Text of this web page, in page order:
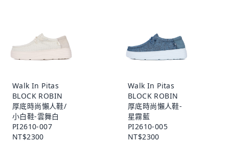
Walk In Pitas
BLOCK ROBIN
厚底時尚懶人鞋/
小白鞋-雲舞白
PI2610-007
NT$2300
Walk In Pitas
BLOCK ROBIN
厚底時尚懶人鞋-
星霧藍
PI2610-005
NT$2300